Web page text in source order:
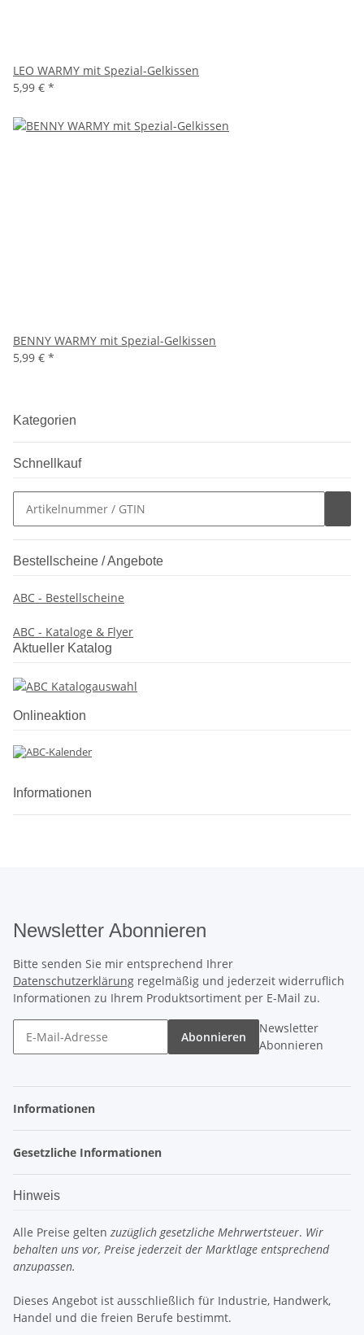
LEO WARMY mit Spezial-Gelkissen
5,99 € *
BENNY WARMY mit Spezial-Gelkissen
5,99 € *
Kategorien
Schnellkauf
Bestellscheine / Angebote
ABC - Bestellscheine
ABC - Kataloge & Flyer
Aktueller Katalog
Onlineaktion
Informationen
Newsletter Abonnieren
Bitte senden Sie mir entsprechend Ihrer
Datenschutzerklärung regelmäßig und jederzeit widerruflich
Informationen zu Ihrem Produktsortiment per E-Mail zu.
Abonnieren
Newsletter
Abonnieren
Informationen
Gesetzliche Informationen
Hinweis
Alle Preise gelten zuzüglich gesetzliche Mehrwertsteuer. Wir
behalten uns vor, Preise jederzeit der Marktlage entsprechend
anzupassen.
Dieses Angebot ist ausschließlich für Industrie, Handwerk,
Handel und die freien Berufe bestimmt.